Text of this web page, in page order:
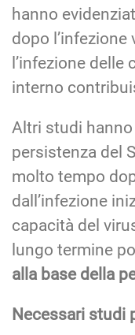
hanno
dopo l’infezione
l’infezione delle
interno
Altri studi
persistenza del
molto tempo
dall’infezione
capacità del
lungo termine
alla base della
Necessari studi